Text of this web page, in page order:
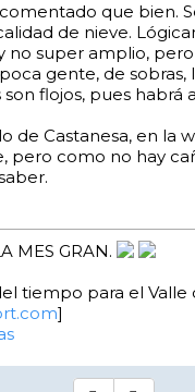
que bien.
de nieve.
no super amplio,
gente, de sobras,
flojos, pues habrá
de Castanesa, en la
pero como no hay
MES GRAN.
tiempo para el Valle
]